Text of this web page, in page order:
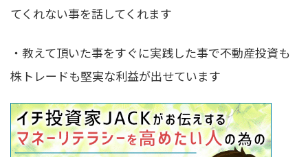
てくれない事を話してくれます
・教えて頂いた事をすぐに実践した事で不動産投資も
株トレードも堅実な利益が出せています